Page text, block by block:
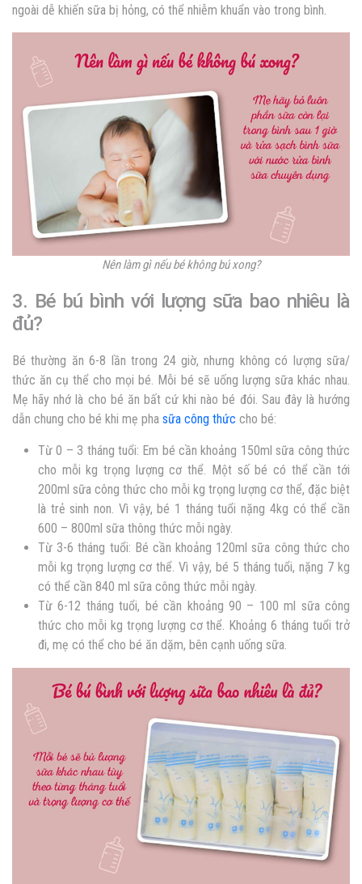
ngoài dễ khiến sữa bị hỏng, có thể nhiễm khuẩn vào trong bình.
Nên làm gì nếu bé không bú xong?
3. Bé bú bình với lượng sữa bao nhiêu là
đủ?
Bé thường ăn 6-8 lần trong 24 giờ, nhưng không có lượng sữa/
thức ăn cụ thể cho mọi bé. Mỗi bé sẽ uống lượng sữa khác nhau.
Mẹ hãy nhớ là cho bé ăn bất cứ khi nào bé đói. Sau đây là hướng
dẫn chung cho bé khi mẹ pha sữa công thức cho bé:
Từ 0 – 3 tháng tuổi: Em bé cần khoảng 150ml sữa công thức
cho mỗi kg trọng lượng cơ thể. Một số bé có thể cần tới
200ml sữa công thức cho mỗi kg trọng lượng cơ thể, đặc biệt
là trẻ sinh non. Vì vậy, bé 1 tháng tuổi nặng 4kg có thể cần
600 – 800ml sữa thông thức mỗi ngày.
Từ 3-6 tháng tuổi: Bé cần khoảng 120ml sữa công thức cho
mỗi kg trọng lượng cơ thể. Vì vậy, bé 5 tháng tuổi, nặng 7 kg
có thể cần 840 ml sữa công thức mỗi ngày.
Từ 6-12 tháng tuổi, bé cần khoảng 90 – 100 ml sữa công
thức cho mỗi kg trọng lượng cơ thể. Khoảng 6 tháng tuổi trở
đi, mẹ có thể cho bé ăn dặm, bên cạnh uống sữa.